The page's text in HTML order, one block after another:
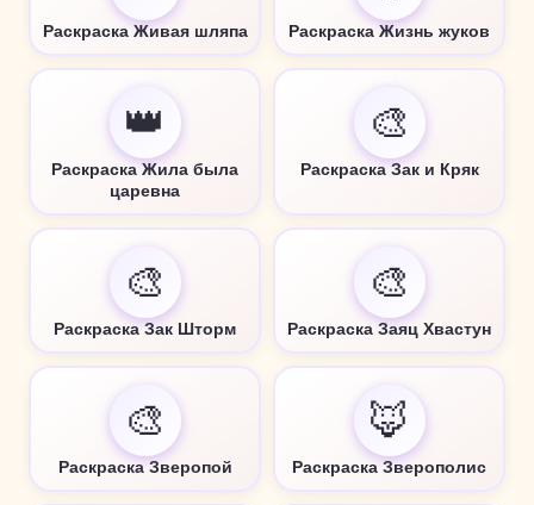
Раскраска Живая шляпа Раскраска Жизнь жуков
👑
Раскраска Жила была
царевна
🎨
Раскраска Зак и Кряк
🎨
Раскраска Зак Шторм
🎨
Раскраска Заяц Хвастун
🎨
Раскраска Зверопой
🦊
Раскраска Зверополис